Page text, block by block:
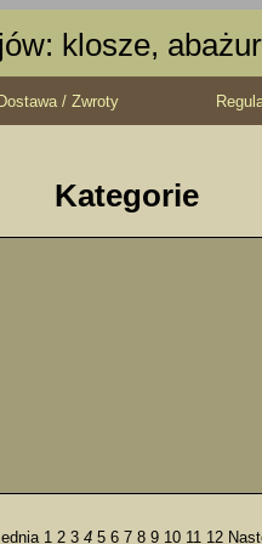
klosze, abażur
Dostawa / Zwroty
Kategorie
1 2 3 4 5 6 7 8 9 10 11 12